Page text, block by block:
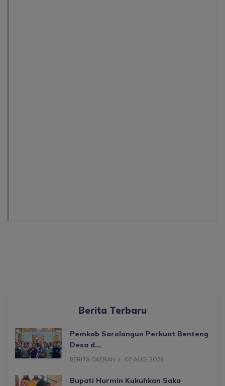
Berita Terbaru
Pemkab Sarolangun Perkuat Benteng
Desa d...
BERITA DAERAH 07 AUG, 2026
Bupati Hurmin Kukuhkan Saka